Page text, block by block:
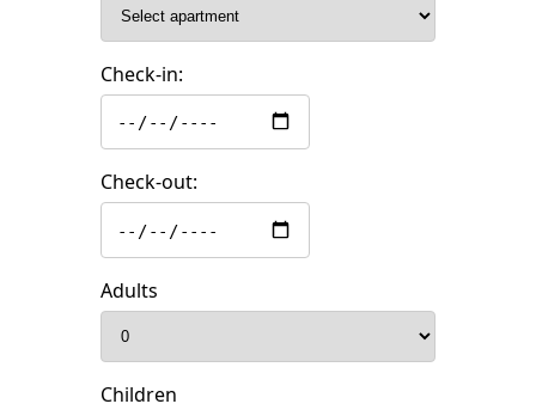
Check-in:
Check-out:
Adults
Children